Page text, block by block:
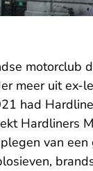
motorclub
meer uit ex-
had
Hardliners
van